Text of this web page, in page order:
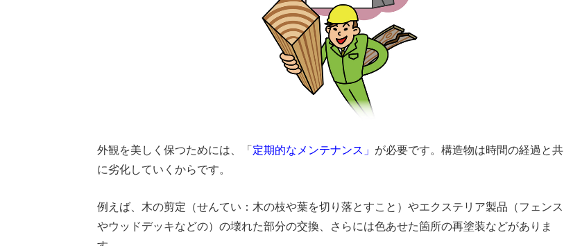
外観を美しく保つためには、「定期的なメンテナンス」 が必要です。構造物は時間の経過と共
に劣化していくからです。
例えば、木の剪定（せんてい：木の枝や葉を切り落とすこと）やエクステリア製品（フェンス
やウッドデッキなどの）の壊れた部分の交換、さらには色あせた箇所の再塗装などがありま